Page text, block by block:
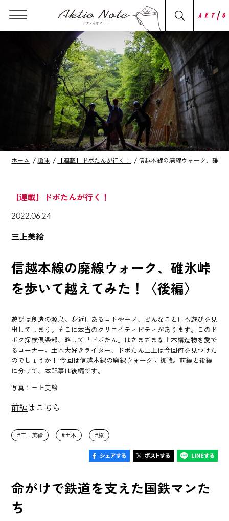
ホーム 趣味 【連載】ドボたんが行く！ 信越本線の廃線ウォーク、碓氷
【連載】ドボたんが行く！
2022.06.24
三上美絵
信越本線の廃線ウォーク、碓氷峠
を歩いて越えてみた！〈後編〉
遊びは創造の源泉。身近にあるコトやモノ、どんなことにも遊びを見
出してしまう。そこに本当のクリエイティビティがあります。このド
ボク探検倶楽部、略して「ドボたん」はさまざまな土木構造物を愛で
るコーナー。土木大好きライター、ドボたん三上は今回何を見つけた
のでしょうか！ 今回は信越本線の廃線ウォークに挑戦。前編と後編
に分けて、本記事は後編です。
写真：三上美絵
前編はこちら
三上美絵 土木 旅
命がけで鉄道を支えた国鉄マンた
ち